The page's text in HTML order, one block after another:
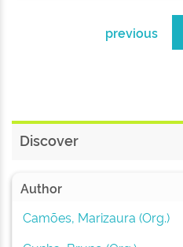
previous
Discover
Author
Camões, Marizaura (Org.)